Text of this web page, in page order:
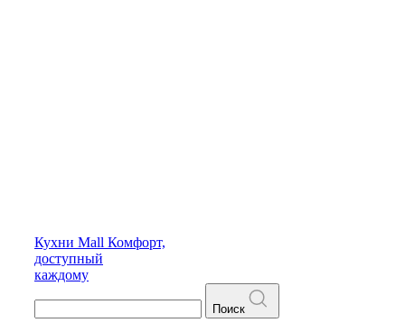
Кухни Mall Комфорт,
доступный
каждому
Поиск